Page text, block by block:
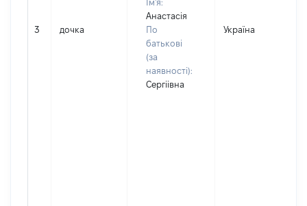
3 дочка
Ім'я:
Анастасія
По
батькові
(за
наявності):
Сергіівна
Україна